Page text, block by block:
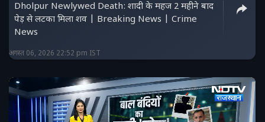
Dholpur Newlywed Death: शादी के महज 2 महीने बाद
पेड़ से लटका मिला शव | Breaking News | Crime
News
अगस्त 06, 2026 22:52 pm IST